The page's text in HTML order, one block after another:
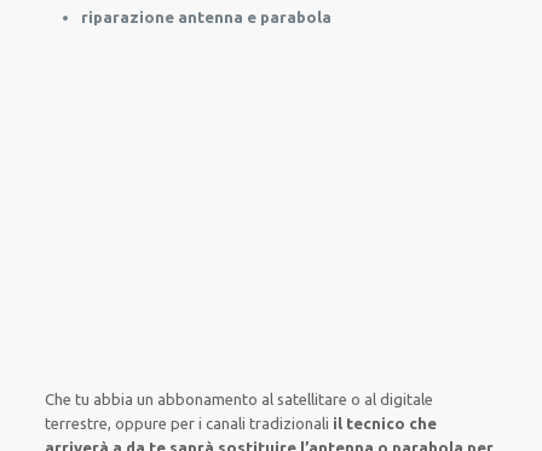
riparazione antenna e parabola
Che tu abbia un abbonamento al satellitare o al digitale
terrestre, oppure per i canalitradizionali il tecnico che
arriverà a da te saprà sostituire l’antenna o parabola per